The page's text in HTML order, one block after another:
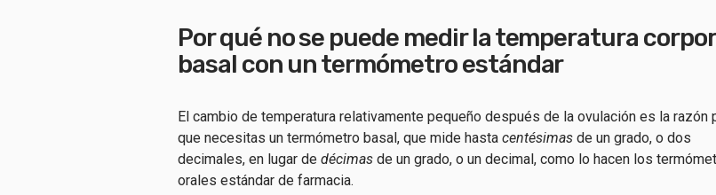
Por qué no se puede medir la temperatura
basal con un termómetro estándar
El cambio de temperatura relativamente pequeño después de la ovulación es la razón
que necesitas un termómetro basal, que mide hasta centésimas de un grado, o dos
decimales, en lugar de décimas de un grado, o un decimal, como lo hacen los
orales estándar de farmacia.